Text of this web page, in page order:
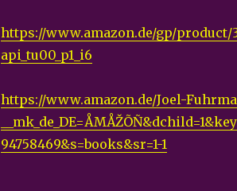
https://www.amazon.de/gp/product/
api_tu00_p1_i6
https://www.amazon.de/Joel-
94758469&s=books&sr=1-1